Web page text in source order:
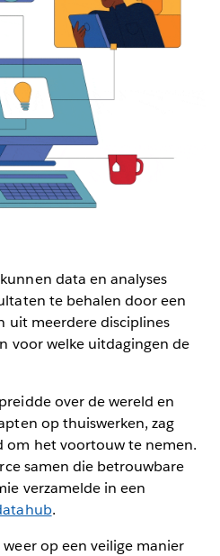
data en analyses
te behalen door een
uit meerdere disciplines
voor welke uitdagingen de
over de wereld en
op thuiswerken, zag
om het voortouw te nemen.
samen die betrouwbare
verzamelde in een
.
op een veilige manier